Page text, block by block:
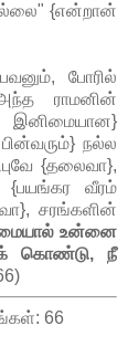
{என்றான்
போரில்
அந்த ராமனின்
இனிமையான}
நல்ல
{தலைவா},
{பயங்கர வீரம்
சரங்களின்
உன்னை
கொண்டு, நீ
66